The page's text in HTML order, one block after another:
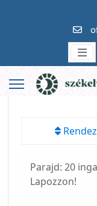
Parajd: 20
Lapozzon!